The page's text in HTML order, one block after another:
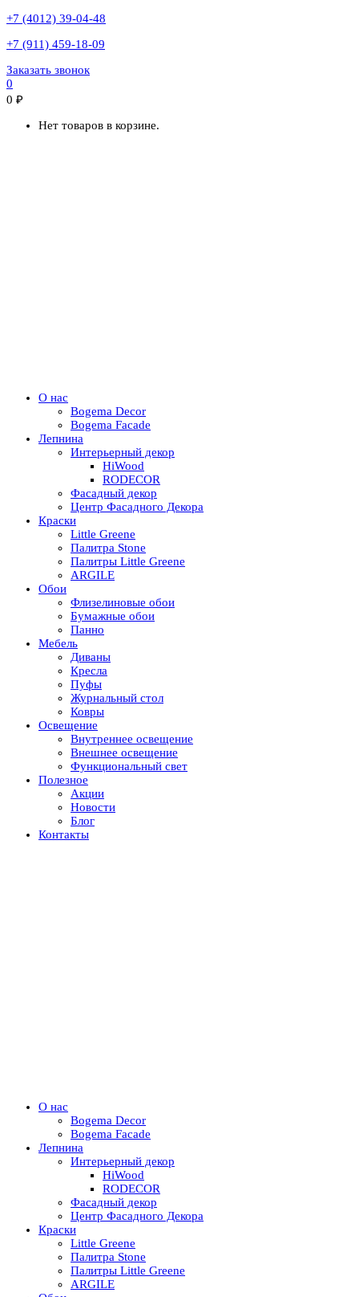
+7 (4012) 39-04-48
+7 (911) 459-18-09
Заказать звонок
0
0 ₽
Нет товаров в корзине.
О нас
Bogema Decor
Bogema Facade
Лепнина
Интерьерный декор
HiWood
RODECOR
Фасадный декор
Центр Фасадного Декора
Краски
Little Greene
Палитра Stone
Палитры Little Greene
ARGILE
Обои
Флизелиновые обои
Бумажные обои
Панно
Мебель
Диваны
Кресла
Пуфы
Журнальный стол
Ковры
Освещение
Внутреннее освещение
Внешнее освещение
Функциональный свет
Полезное
Акции
Новости
Блог
Контакты
О нас
Bogema Decor
Bogema Facade
Лепнина
Интерьерный декор
HiWood
RODECOR
Фасадный декор
Центр Фасадного Декора
Краски
Little Greene
Палитра Stone
Палитры Little Greene
ARGILE